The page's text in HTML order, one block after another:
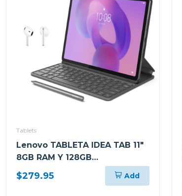
Tablets
Lenovo TABLETA IDEA TAB 11"
8GB RAM Y 128GB
ALMACENAMIENTO GRIS LUNAR
CON TECLADO Y PEN PLUS +
$279.95 Add